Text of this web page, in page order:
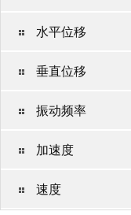
水平位移
垂直位移
振动频率
加速度
速度